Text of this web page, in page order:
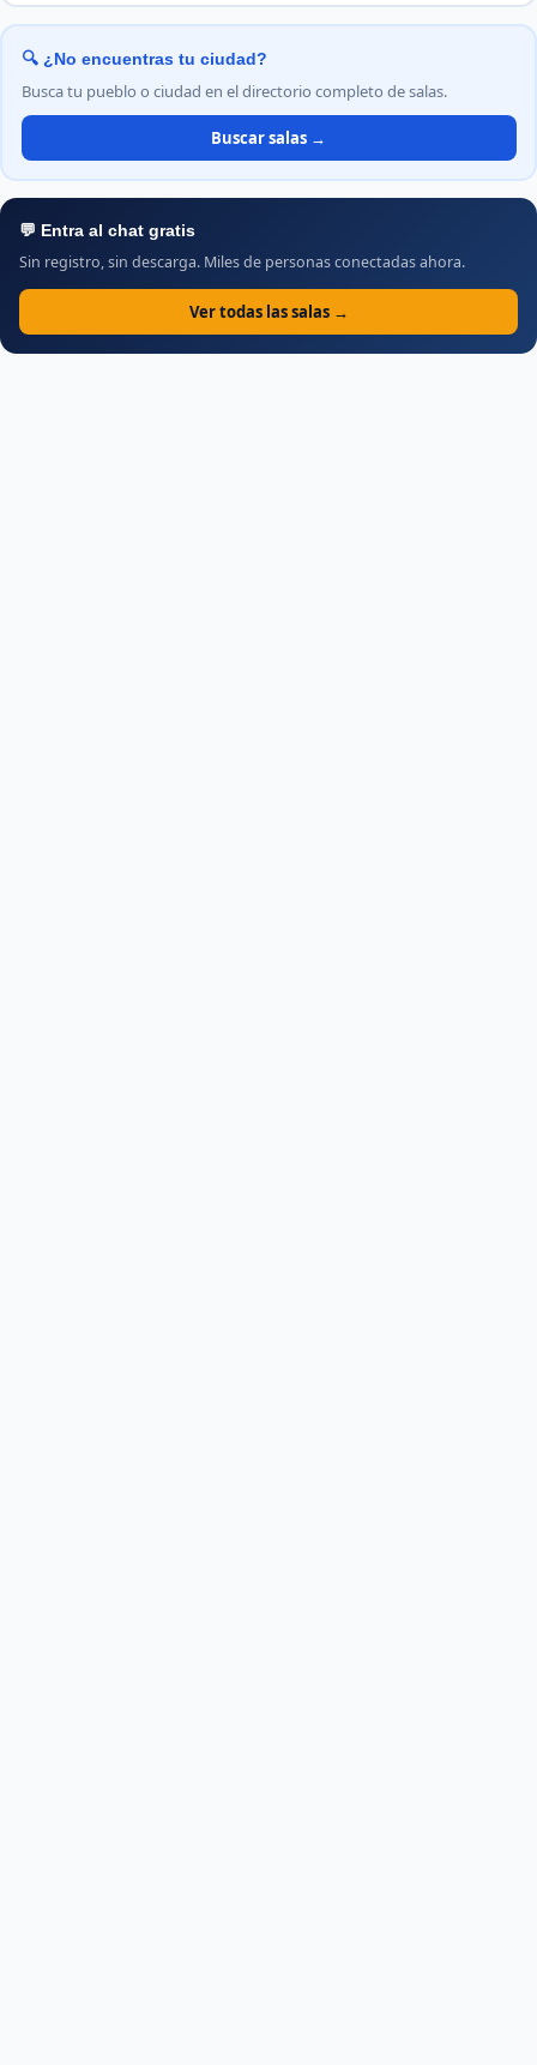
🔍 ¿No encuentras tu ciudad?
Busca tu pueblo o ciudad en el directorio completo de salas.
Buscar salas →
💬 Entra al chat gratis
Sin registro, sin descarga. Miles de personas conectadas ahora.
Ver todas las salas →